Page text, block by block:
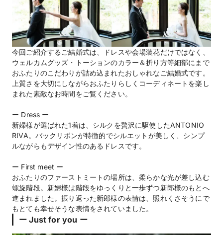
今回ご紹介するご結婚式は、ドレスや会場装花だけではなく、
ウェルカムグッズ・トーションのカラー＆折り方等細部にまで
おふたりのこだわりが詰め込まれたおしゃれなご結婚式です。
上質さを大切にしながらおふたりらしくコーディネートを楽し
まれた素敵なお時間をご覧ください。
ー Dress ー
新婦様が選ばれた1着は、シルクを贅沢に駆使したANTONIO
RIVA。バックリボンが特徴的でシルエットが美しく、シンプ
ルながらもデザイン性のあるドレスです。
ー First meet ー
おふたりのファーストミートの場所は、柔らかな光が差し込む
螺旋階段。新婦様は階段をゆっくりと一歩ずつ新郎様のもとへ
進まれました。振り返った新郎様の表情は、照れくさそうにで
もとても幸せそうな表情をされていました。
ー Just for you ー